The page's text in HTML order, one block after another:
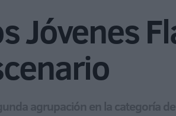
Jóvenes
agrupación en la categoría